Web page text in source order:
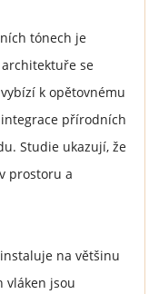
tónech je
se
k opětovnému
přírodních
Studie ukazují, že
prostoru a
na většinu
vláken jsou